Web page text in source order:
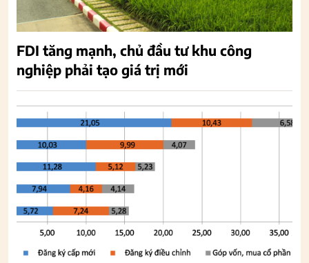
FDI tăng mạnh, chủ đầu tư khu công
nghiệp phải tạo giá trị mới